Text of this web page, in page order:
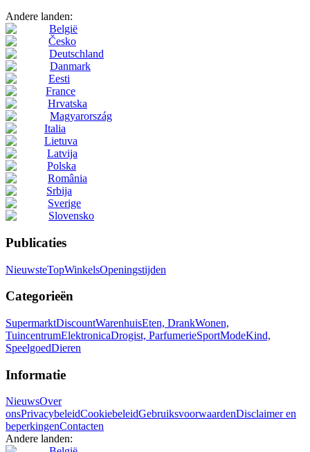
Andere landen:
België
Česko
Deutschland
Danmark
Eesti
France
Hrvatska
Magyarország
Italia
Lietuva
Latvija
Polska
România
Srbija
Sverige
Slovensko
Publicaties
NieuwsteTopWinkelsOpeningstijden
Categorieën
SupermarktDiscountWarenhuisEten, DrankWonen,
TuincentrumElektronicaDrogist, ParfumerieSportModeKind,
SpeelgoedDieren
Informatie
NieuwsOver
onsPrivacybeleidCookiebeleidGebruiksvoorwaardenDisclaimer en
beperkingenContacten
Andere landen: